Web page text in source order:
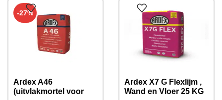
-27%
Ardex A46
(uitvlakmortel voor
Ardex X7 G Flexlijm ,
Wand en Vloer 25 KG